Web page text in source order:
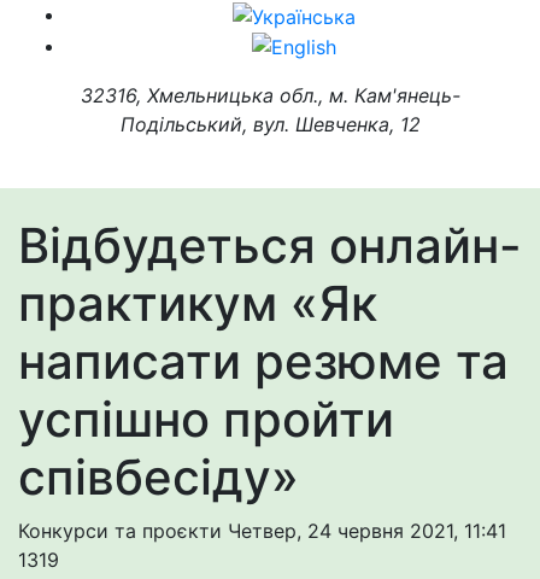
32316, Хмельницька обл., м. Кам'янець-
Подільський, вул. Шевченка, 12
Відбудеться онлайн-
практикум «Як
написати резюме та
успішно пройти
співбесіду»
Конкурси та проєкти Четвер, 24 червня 2021, 11:41
1319